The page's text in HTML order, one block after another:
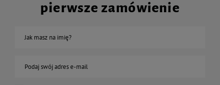
pierwsze zamówienie
Jak masz na imię?
Podaj swój adres e-mail